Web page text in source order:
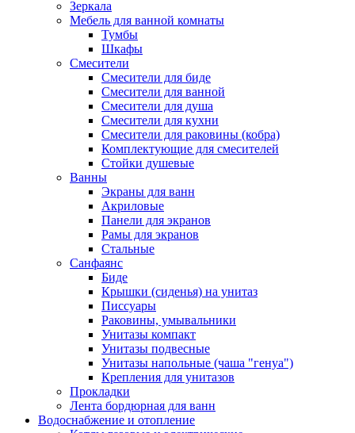
Зеркала
Мебель для ванной комнаты
Тумбы
Шкафы
Смесители
Смесители для биде
Смесители для ванной
Смесители для душа
Смесители для кухни
Смесители для раковины (кобра)
Комплектующие для смесителей
Стойки душевые
Ванны
Экраны для ванн
Акриловые
Панели для экранов
Рамы для экранов
Стальные
Санфаянс
Биде
Крышки (сиденья) на унитаз
Писсуары
Раковины, умывальники
Унитазы компакт
Унитазы подвесные
Унитазы напольные (чаша "генуа")
Крепления для унитазов
Прокладки
Лента бордюрная для ванн
Водоснабжение и отопление